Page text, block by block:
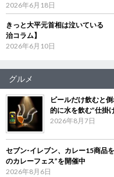
2026年6月18日
きっと大平元首相は泣いている
治コラム】
2026年6月10日
グルメ
ビールだけ飲むと
的に水を飲む”仕掛
2026年8月7日
セブン‐イレブン、カレー15商品
のカレーフェス”を開催中
2026年8月6日